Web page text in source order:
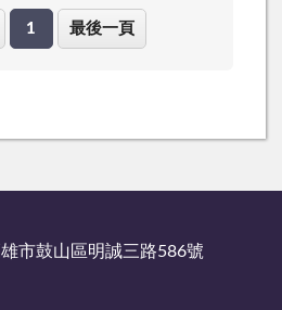
1 最後一頁
市鼓山區明誠三路586號